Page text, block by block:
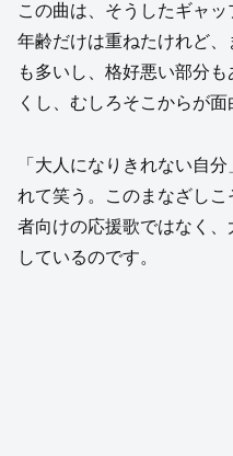
この曲は、そうしたギャッ
年齢だけは重ねたけれど
も多いし、格好悪い部分
くし、むしろそこからが面
「大人になりきれない自
れて笑う。このまなざし
者向けの応援歌ではなく
しているのです。